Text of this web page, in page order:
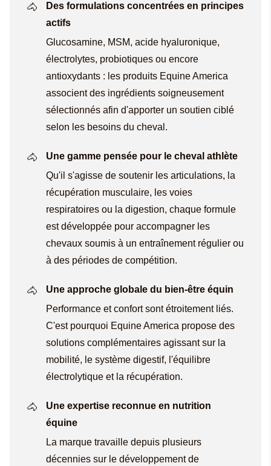
Des formulations concentrées en principes
actifs
Glucosamine, MSM, acide hyaluronique,
électrolytes, probiotiques ou encore
antioxydants : les produits Equine America
associent des ingrédients soigneusement
sélectionnés afin d'apporter un soutien ciblé
selon les besoins du cheval.
Une gamme pensée pour le cheval athlète
Qu'il s'agisse de soutenir les articulations, la
récupération musculaire, les voies
respiratoires ou la digestion, chaque formule
est développée pour accompagner les
chevaux soumis à un entraînement régulier ou
à des périodes de compétition.
Une approche globale du bien-être équin
Performance et confort sont étroitement liés.
C'est pourquoi Equine America propose des
solutions complémentaires agissant sur la
mobilité, le système digestif, l'équilibre
électrolytique et la récupération.
Une expertise reconnue en nutrition
équine
La marque travaille depuis plusieurs
décennies sur le développement de